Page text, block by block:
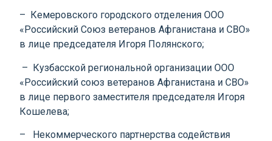
– Кемеровского городского отделения ООО
«Российский Союз ветеранов Афганистана и СВО»
в лице председателя Игоря Полянского;
– Кузбасской региональной организации ООО
«Российский союз ветеранов Афганистана и СВО»
в лице первого заместителя председателя Игоря
Кошелева;
– Некоммерческого партнерства содействия